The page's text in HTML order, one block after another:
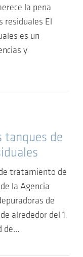
la pena
residuales El
es un
y
tanques de
tratamiento de
la Agencia
de
alrededor del 1
de…